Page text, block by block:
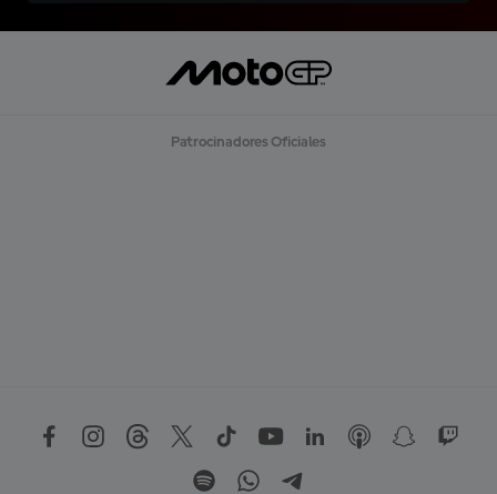
Patrocinadores Oficiales